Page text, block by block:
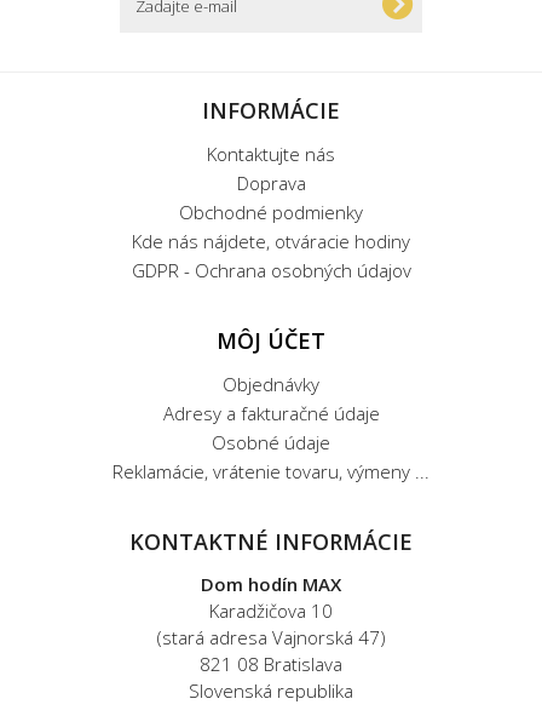
INFORMÁCIE
Kontaktujte nás
Doprava
Obchodné podmienky
Kde nás nájdete, otváracie hodiny
GDPR - Ochrana osobných údajov
MÔJ ÚČET
Objednávky
Adresy a fakturačné údaje
Osobné údaje
Reklamácie, vrátenie tovaru, výmeny ...
KONTAKTNÉ INFORMÁCIE
Dom hodín MAX
Karadžičova 10
(stará adresa Vajnorská 47)
821 08 Bratislava
Slovenská republika